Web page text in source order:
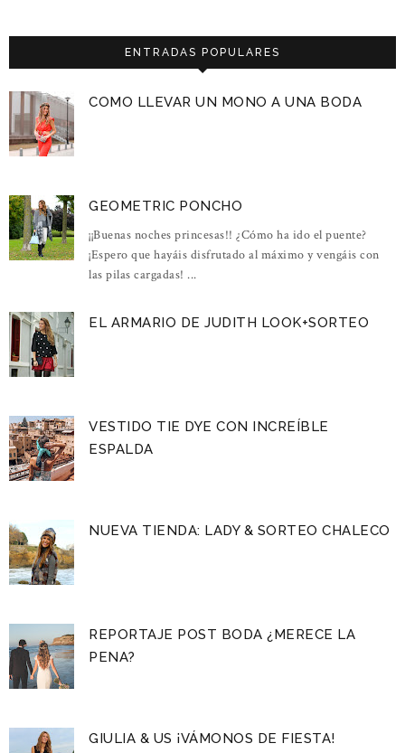
ENTRADAS POPULARES
COMO LLEVAR UN MONO A UNA BODA
GEOMETRIC PONCHO
¡¡Buenas noches princesas!! ¿Cómo ha ido el puente?
¡Espero que hayáis disfrutado al máximo y vengáis con
las pilas cargadas! ...
EL ARMARIO DE JUDITH LOOK+SORTEO
VESTIDO TIE DYE CON INCREÍBLE
ESPALDA
NUEVA TIENDA: LADY & SORTEO CHALECO
REPORTAJE POST BODA ¿MERECE LA
PENA?
GIULIA & US ¡VÁMONOS DE FIESTA!